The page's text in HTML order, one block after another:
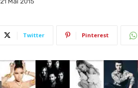
Twitter Pinterest